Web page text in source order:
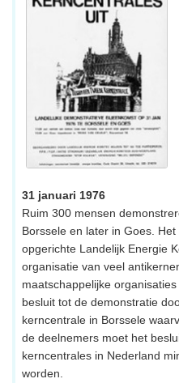
31 januari 1976
Ruim 300 mensen
Borssele en later in Goes.
opgerichte Landelijk Energie
organisatie van veel
maatschappelijke
besluit tot de demonstratie
kerncentrale in Borssele
de deelnemers moet het
kerncentrales in Nederland
worden.